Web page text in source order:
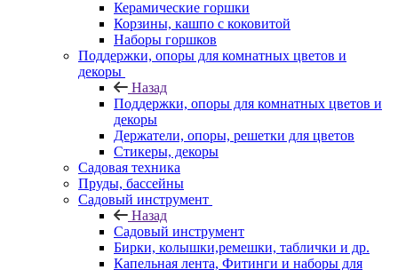
Керамические горшки
Корзины, кашпо с коковитой
Наборы горшков
Поддержки, опоры для комнатных цветов и
декоры
Назад
Поддержки, опоры для комнатных цветов и
декоры
Держатели, опоры, решетки для цветов
Стикеры, декоры
Садовая техника
Пруды, бассейны
Садовый инструмент
Назад
Садовый инструмент
Бирки, колышки,ремешки, таблички и др.
Капельная лента, Фитинги и наборы для